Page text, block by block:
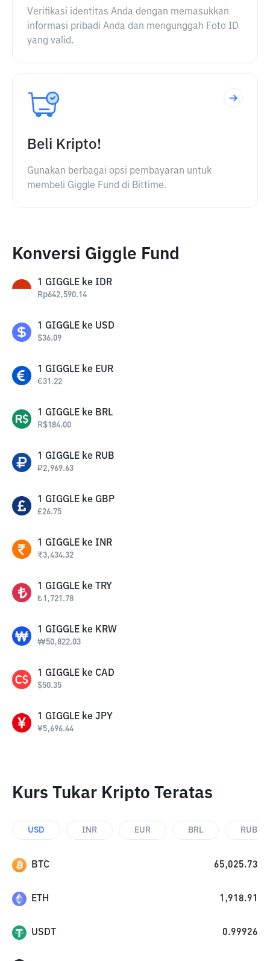
Verifikasi identitas Anda dengan memasukkan
informasi pribadi Anda dan mengunggah Foto ID
yang valid.
Beli Kripto!
Gunakan berbagai opsi pembayaran untuk
membeli Giggle Fund di Bittime.
Konversi Giggle Fund
1 GIGGLE ke IDR
Rp642,590.14
1 GIGGLE ke USD
$36.09
1 GIGGLE ke EUR
€31.22
1 GIGGLE ke BRL
R$184.00
1 GIGGLE ke RUB
₽2,969.63
1 GIGGLE ke GBP
£26.75
1 GIGGLE ke INR
₹3,434.32
1 GIGGLE ke TRY
₺1,721.78
1 GIGGLE ke KRW
₩50,822.03
1 GIGGLE ke CAD
$50.35
1 GIGGLE ke JPY
¥5,696.44
Kurs Tukar Kripto Teratas
USD INR EUR BRL RUB
BTC 65,025.73
ETH 1,918.91
USDT 0.99926